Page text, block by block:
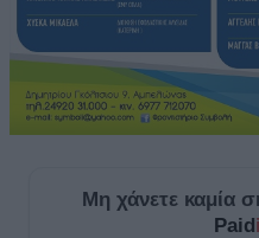
Μη χάνετε καμία
Paidi